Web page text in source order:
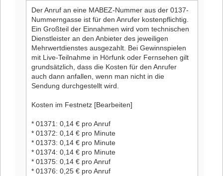
Der Anruf an eine MABEZ-Nummer aus der 0137-
Nummerngasse ist für den Anrufer kostenpflichtig.
Ein Großteil der Einnahmen wird vom technischen
Dienstleister an den Anbieter des jeweiligen
Mehrwertdienstes ausgezahlt. Bei Gewinnspielen
mit Live-Teilnahme in Hörfunk oder Fernsehen gilt
grundsätzlich, dass die Kosten für den Anrufer
auch dann anfallen, wenn man nicht in die
Sendung durchgestellt wird.
Kosten im Festnetz [Bearbeiten]
* 01371: 0,14 € pro Anruf
* 01372: 0,14 € pro Minute
* 01373: 0,14 € pro Minute
* 01374: 0,14 € pro Minute
* 01375: 0,14 € pro Anruf
* 01376: 0,25 € pro Anruf